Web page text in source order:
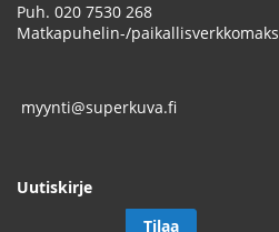
Puh. 020 7530 268
Matkapuhelin-/
myynti@superkuva.fi
Uutiskirje
Tilaa